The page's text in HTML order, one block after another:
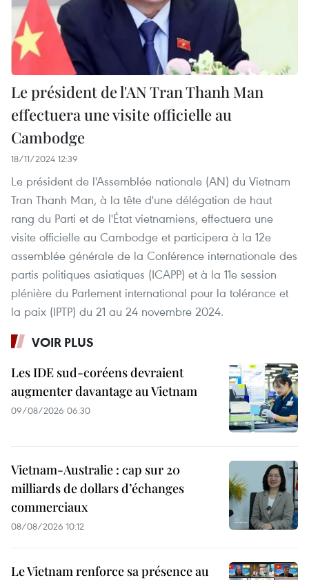
Le président de l'AN Tran Thanh Man
effectuera une visite officielle au
Cambodge
18/11/2024 12:39
Le président de l'Assemblée nationale (AN) du Vietnam
Tran Thanh Man, à la tête d'une délégation de haut
rang du Parti et de l'État vietnamiens, effectuera une
visite officielle au Cambodge et participera à la 12e
assemblée générale de la Conférence internationale des
partis politiques asiatiques (ICAPP) et à la 11e session
plénière du Parlement international pour la tolérance et
la paix (IPTP) du 21 au 24 novembre 2024.
VOIR PLUS
Les IDE sud-coréens devraient
augmenter davantage au Vietnam
09/08/2026 06:30
Vietnam-Australie : cap sur 20
milliards de dollars d’échanges
commerciaux
08/08/2026 10:12
Le Vietnam renforce sa présence au